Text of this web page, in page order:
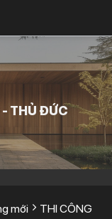
- THỦ ĐỨC
mới
THI CÔNG